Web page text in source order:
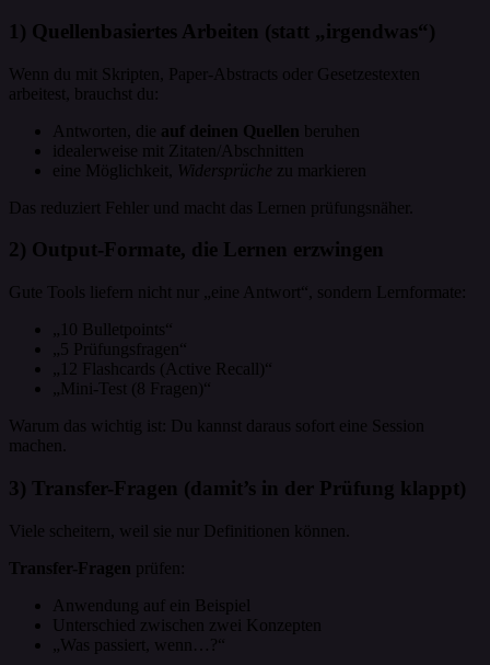
1) Quellenbasiertes Arbeiten (statt „irgendwas“)
Wenn du mit Skripten, Paper-Abstracts oder Gesetzestexten
arbeitest, brauchst du:
Antworten, die auf deinen Quellen beruhen
idealerweise mit Zitaten/Abschnitten
eine Möglichkeit,
Widersprüche zu markieren
Das reduziert Fehler und macht das Lernen prüfungsnäher.
2) Output-Formate, die Lernen erzwingen
Gute Tools liefern nicht nur „eine Antwort“, sondern Lernformate:
„10 Bulletpoints“
„5 Prüfungsfragen“
„12 Flashcards (Active Recall)“
„Mini-Test (8 Fragen)“
Warum das wichtig ist: Du kannst daraus sofort eine Session
machen.
3) Transfer-Fragen (damit’s in der Prüfung klappt)
Viele scheitern, weil sie nur Definitionen können.
Transfer-Fragen prüfen:
Anwendung auf ein Beispiel
Unterschied zwischen zwei Konzepten
„Was passiert, wenn…?“